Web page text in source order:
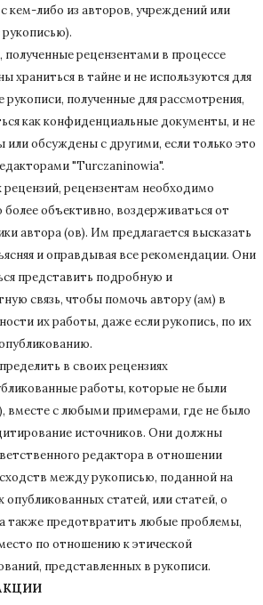
кем-либо из авторов, учреждений или
рецензентами в процессе
храниться в тайне и не используются для
полученные для рассмотрения,
как конфиденциальные документы, и не
обсуждены с другими, если только это
"Turczaninowia".
рецензентам необходимо
объективно, воздерживаться от
автора (ов). Им предлагается высказать
и оправдывая все рекомендации. Они
представить подробную и
связь, чтобы помочь автору (ам) в
их работы, даже если рукопись, по их
в своих рецензиях
работы, которые не были
вместе с любыми примерами, где не было
источников. Они должны
редактора в отношении
между рукописью, поданной на
опубликованных статей, или статей, о
также предотвратить любые проблемы,
по отношению к этической
представленных в рукописи.